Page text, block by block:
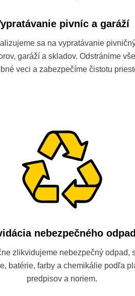
pivníc a garáží
sa na vypratávanie
garáží a skladov. Odstránime
veci a zabezpečíme čistotu
nebezpečného
zlikvidujeme nebezpečný odpad,
batérie, farby a chemikálie podľa
predpisov a noriem.